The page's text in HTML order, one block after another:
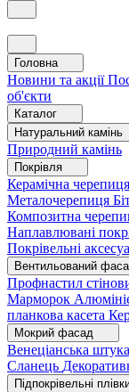
Головна
Новини та акції
об'єкти
Каталог
Натуральний камінь
Природний камінь
Покрівля
Керамічна черепиця
Металочерепиця
Композитна
Наплавлювані
Покрівельні
Вентильований
Профнастил
Марморок
планкова касета
Мокрий фасад
Венеціанська
Сланець
Підпокрівельні